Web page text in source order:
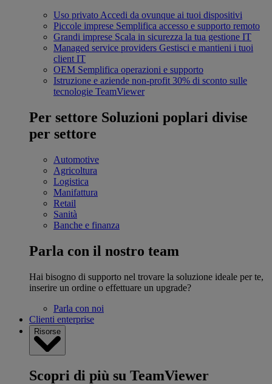
Uso privato Accedi da ovunque ai tuoi dispositivi
Piccole imprese Semplifica accesso e supporto remoto
Grandi imprese Scala in sicurezza la tua gestione IT
Managed service providers Gestisci e mantieni i tuoi
client IT
OEM Semplifica operazioni e supporto
Istruzione e aziende non-profit 30% di sconto sulle
tecnologie TeamViewer
Per settore Soluzioni poplari divise
per settore
Automotive
Agricoltura
Logistica
Manifattura
Retail
Sanità
Banche e finanza
Parla con il nostro team
Hai bisogno di supporto nel trovare la soluzione ideale per te,
inserire un ordine o effettuare un upgrade?
Parla con noi
Clienti enterprise
Risorse
Scopri di più su TeamViewer